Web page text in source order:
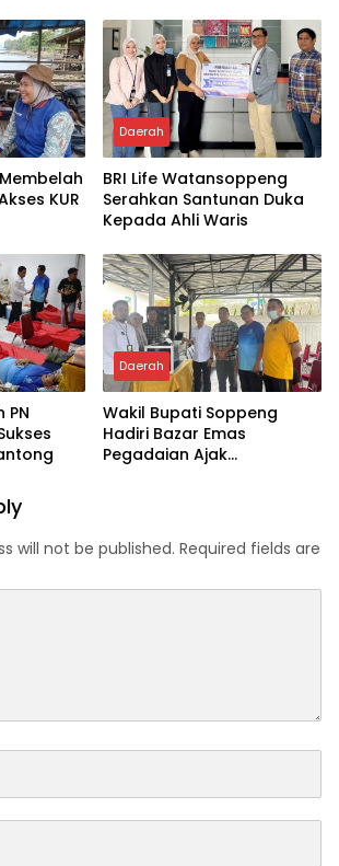
KUR
Daerah
BRI Life Watansoppeng
Serahkan Santunan Duka
Kepada Ahli Waris
PN
Daerah
Wakil Bupati Soppeng
Hadiri Bazar Emas
Pegadaian Ajak
will not be published. Required fields are